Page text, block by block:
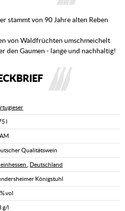
stammt von 90 Jahre alten Reben
von Waldfrüchten umschmeichelt
den Gaumen - lange und nachhaltig!
l
Qualitätswein
Deutschland
Königstuhl
vol
g/l